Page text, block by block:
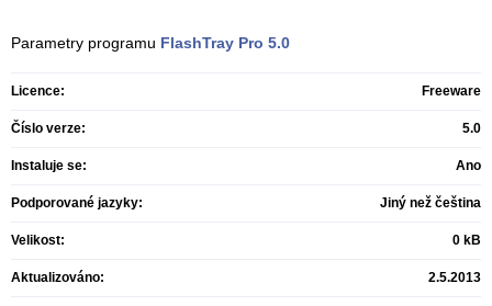
Parametry programu FlashTray Pro 5.0
Licence: Freeware
Číslo verze: 5.0
Instaluje se: Ano
Podporované jazyky: Jiný než čeština
Velikost: 0 kB
Aktualizováno: 2.5.2013